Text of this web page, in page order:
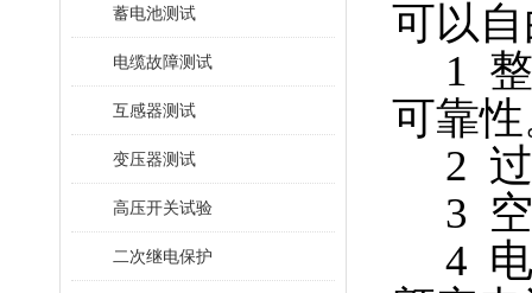
蓄电池测试
电缆故障测试
互感器测试
变压器测试
高压开关试验
二次继电保护
可以
1 整
可靠
2 过
3 空
4 电